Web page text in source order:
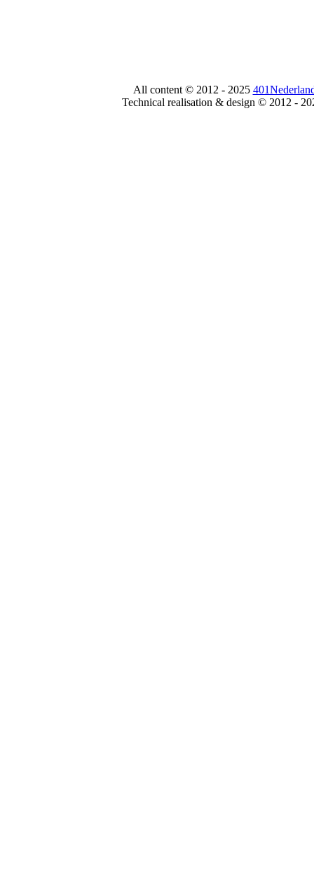
All content © 2012 - 2025
Technical realisation & design © 2012 -